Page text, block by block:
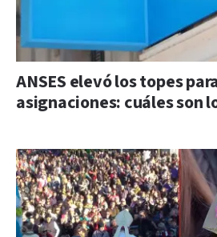
ANSES elevó los topes
asignaciones: cuáles son